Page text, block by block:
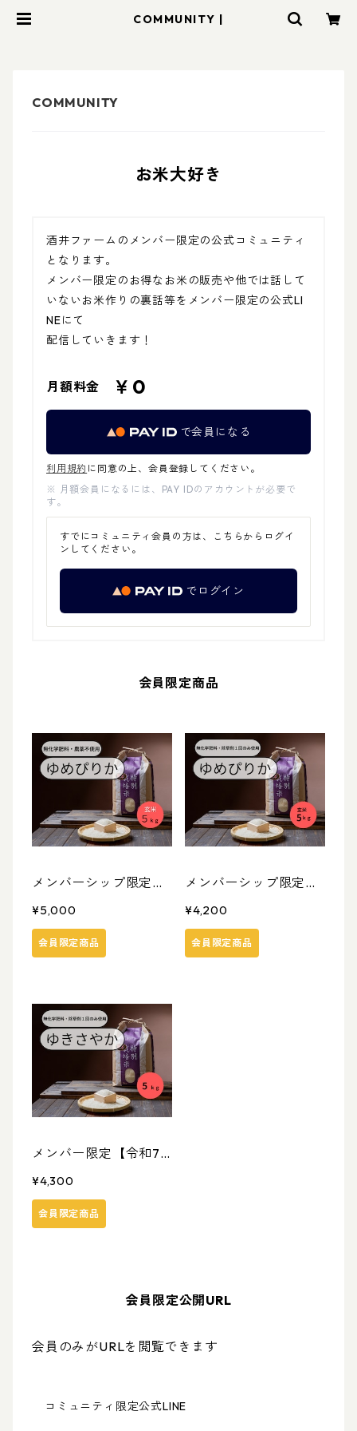
COMMUNITY |
お米大好き
酒井ファームのメンバー限定の公式コミュニティ
となります。
メンバー限定のお得なお米の販売や他では話して
いないお米作りの裏話等をメンバー限定の公式LI
NEにて
配信していきます！
月額料金 ￥0
で会員になる
利用規約 に同意の上、会員登録してください。
※ 月額会員になるには、PAY IDのアカウントが必要で
す。
すでにコミュニティ会員の方は、こちらからログイ
ンしてください。
でログイン
会員限定商品
メンバーシップ限定
★【令和7年度産】
北海道米ゆめぴりか
（農薬不使用） ５ｋ
¥5,000
会員限定商品
メンバーシップ限定
★【令和7年度産】
北海道米 ゆめぴりか
（無化学肥料・除草剤
¥4,200
会員限定商品
メンバー限定【令和7
年度産】 北海道米
ゆきさやか（無化学肥
料・除草剤１回のみ使
¥4,300
会員限定商品
会員限定公開URL
会員のみがURLを閲覧できます
コミュニティ限定公式LINE